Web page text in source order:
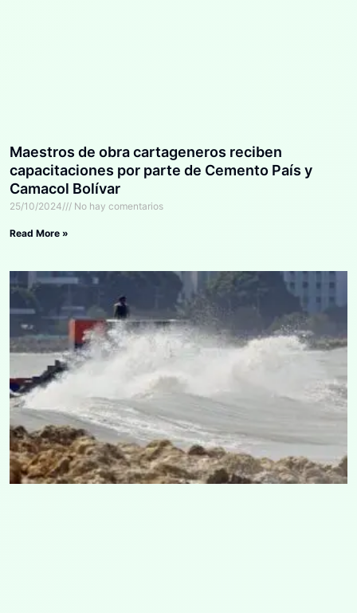
Maestros de obra cartageneros reciben
capacitaciones por parte de Cemento País y
Camacol Bolívar
25/10/2024 No hay comentarios
Read More »